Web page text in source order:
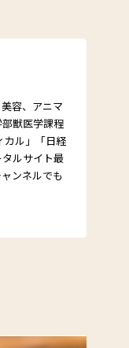
容、アニマ
獣医学課程
カル」「日経
ルサイト最
ンネルでも